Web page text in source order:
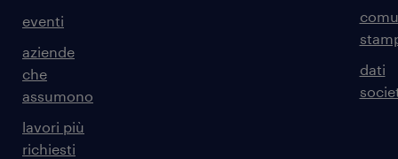
eventi
aziende
che
assumono
lavori più
richiesti
dati